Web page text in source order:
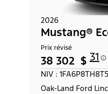
2026
Mustang®
Prix révisé
38 302 $ 31
NIV :
Oak-Land Ford